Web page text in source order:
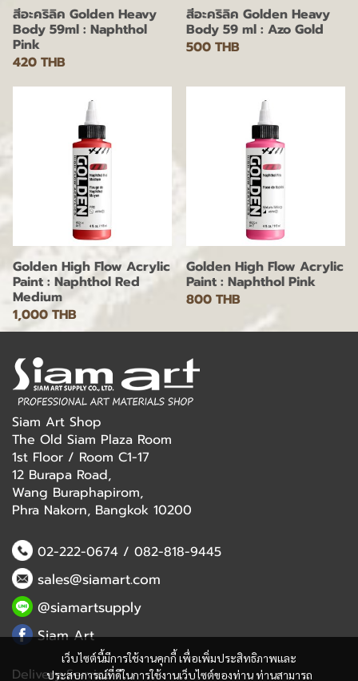
สีอะคริลิค Golden Heavy
Body 59ml : Naphthol
Pink
420 THB
สีอะคริลิค Golden Heavy
Body 59 ml : Azo Gold
500 THB
Golden High Flow Acrylic
Paint : Naphthol Red
Medium
1,000 THB
Golden High Flow Acrylic
Paint : Naphthol Pink
800 THB
เว็บไซต์นี้มีการใช้งานคุกกี้ เพื่อเพิ่มประสิทธิภาพและ
ประสบการณ์ที่ดีในการใช้งานเว็บไซต์ของท่าน ท่านสามารถ
Siam Art Shop
The Old Siam Plaza Room
1st Floor / Room C1-17
12 Burapa Road,
Wang Buraphapirom,
Phra Nakorn, Bangkok 10200
02-222-0674/ 082-818-9445
sales@siamart.com
@siamartsupply
Siam Art
Delivery Service